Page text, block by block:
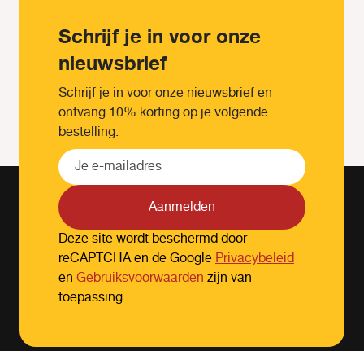
Schrijf je in voor onze
nieuwsbrief
Schrijf je in voor onze nieuwsbrief en
ontvang 10% korting op je volgende
bestelling.
Aanmelden
Deze site wordt beschermd door
reCAPTCHA en de GooglePrivacybeleid
en Gebruiksvoorwaardenzijn van
toepassing.